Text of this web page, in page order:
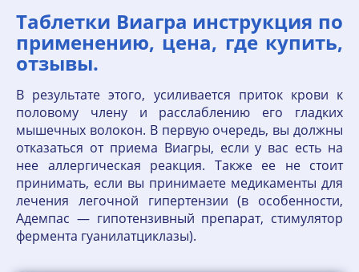
Таблетки Виагра инструкция по
применению, цена, где купить,
отзывы.
В результате этого, усиливается приток крови к
половому члену и расслаблению его гладких
мышечных волокон. В первую очередь, вы должны
отказаться от приема Виагры, если у вас есть на
нее аллергическая реакция. Также ее не стоит
принимать, если вы принимаете медикаменты для
лечения легочной гипертензии (в особенности,
Адемпас — гипотензивный препарат, стимулятор
фермента гуанилатциклазы).